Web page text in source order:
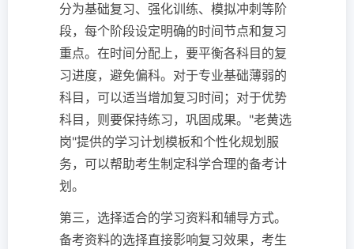
分为基础复习、强化训练、模拟冲刺等阶
段，每个阶段设定明确的时间节点和复习
重点。在时间分配上，要平衡各科目的复
习进度，避免偏科。对于专业基础薄弱的
科目，可以适当增加复习时间；对于优势
科目，则要保持练习，巩固成果。"老黄选
岗"提供的学习计划模板和个性化规划服
务，可以帮助考生制定科学合理的备考计
划。
第三，选择适合的学习资料和辅导方式。
备考资料的选择直接影响复习效果，考生